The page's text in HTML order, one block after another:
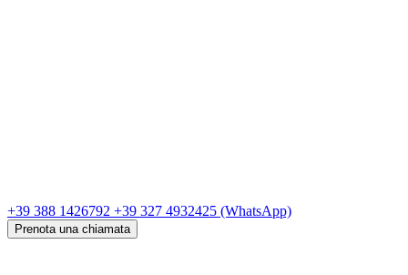
+39 388 1426792 +39 327 4932425 (WhatsApp)
Prenota una chiamata